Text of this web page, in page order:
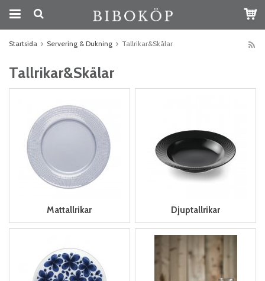
Startsida Servering & Dukning Tallrikar&Skålar
Tallrikar&Skålar
Mattallrikar Djuptallrikar